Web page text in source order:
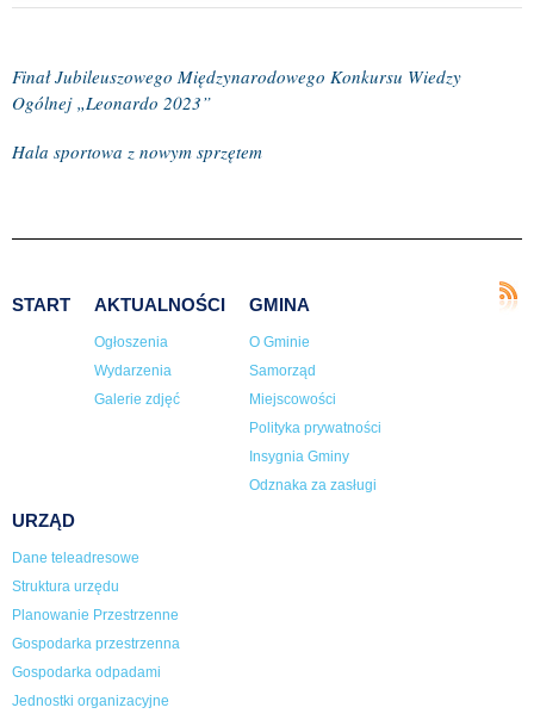
Finał Jubileuszowego Międzynarodowego Konkursu Wiedzy
Ogólnej „Leonardo 2023”
Hala sportowa z nowym sprzętem
START AKTUALNOŚCI
Ogłoszenia
Wydarzenia
Galerie zdjęć
GMINA
O Gminie
Samorząd
Miejscowości
Polityka prywatności
Insygnia Gminy
Odznaka za zasługi
URZĄD
Dane teleadresowe
Struktura urzędu
Planowanie Przestrzenne
Gospodarka przestrzenna
Gospodarka odpadami
Jednostki organizacyjne